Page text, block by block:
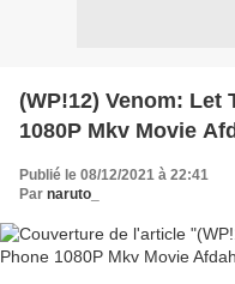
(WP!12) Venom: Let
1080P Mkv Movie
Publié le 08/12/2021 à 22:41
Par naruto_